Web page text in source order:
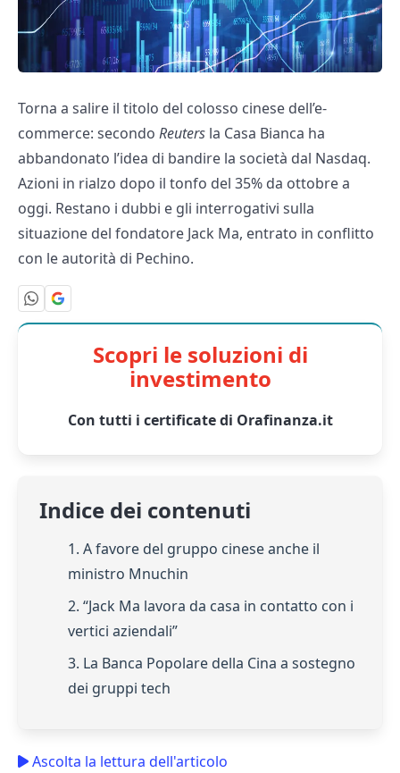
Torna a salire il titolo del colosso cinese dell’e-
commerce: secondo Reuters la Casa Bianca ha
abbandonato l’idea di bandire la società dal Nasdaq.
Azioni in rialzo dopo il tonfo del 35% da ottobre a
oggi. Restano i dubbi e gli interrogativi sulla
situazione del fondatore Jack Ma, entrato in conflitto
con le autorità di Pechino.
Scopri le soluzioni di
investimento
Con tutti i certificate di Orafinanza.it
Indice dei contenuti
1. A favore del gruppo cinese anche il
ministro Mnuchin
2. “Jack Ma lavora da casa in contatto con i
vertici aziendali”
3. La Banca Popolare della Cina a sostegno
dei gruppi tech
Ascolta la lettura dell'articolo